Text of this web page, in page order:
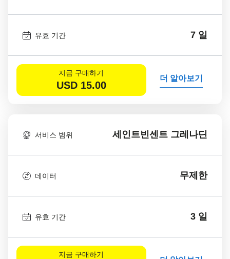
유효 기간 7 일
지금 구매하기
USD 15.00
더 알아보기
서비스 범위 세인트빈센트 그레나딘
데이터 무제한
유효 기간 3 일
지금 구매하기